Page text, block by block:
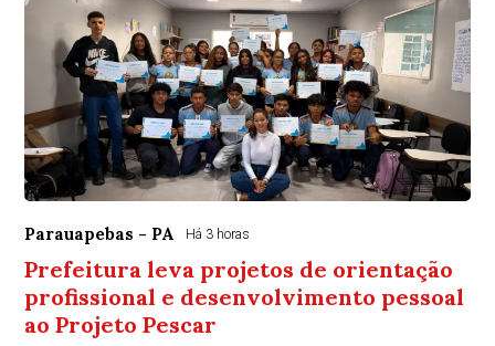
Parauapebas - PA Há 3 horas
Prefeitura leva projetos de orientação
profissional e desenvolvimento pessoal
ao Projeto Pescar